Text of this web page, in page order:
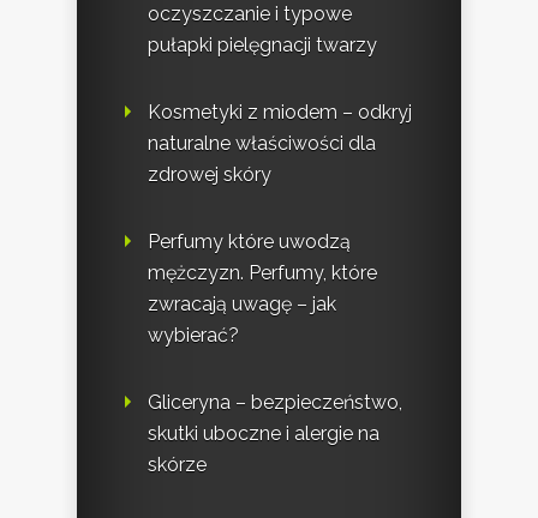
oczyszczanie i typowe
pułapki pielęgnacji twarzy
Kosmetyki z miodem – odkryj
naturalne właściwości dla
zdrowej skóry
Perfumy które uwodzą
mężczyzn. Perfumy, które
zwracają uwagę – jak
wybierać?
Gliceryna – bezpieczeństwo,
skutki uboczne i alergie na
skórze